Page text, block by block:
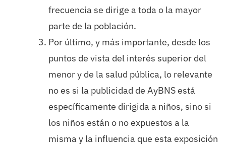
frecuencia se dirige a toda o la mayor
parte de la población.
Por último, y más importante, desde los
puntos de vista del interés superior del
menor y de la salud pública, lo relevante
no es si la publicidad de AyBNS está
específicamente dirigida a niños, sino si
los niños están o no expuestos a la
misma y la influencia que esta exposición